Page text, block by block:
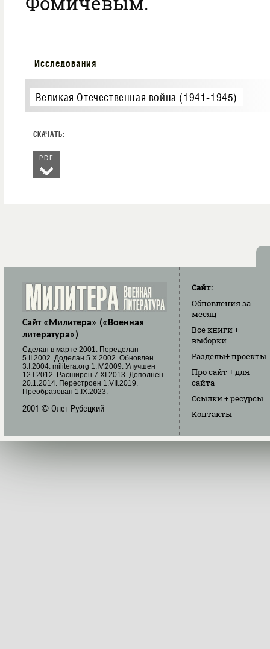
Исследования
Великая Отечественная война (1941-1945)
PDF
Сайт «Милитера» («Военная
литература»)
Cделан в марте 2001. Переделан
5.II.2002. Доделан 5.X.2002. Обновлен
3.I.2004. militera.org 1.IV.2009. Улучшен
12.I.2012. Расширен 7.XI.2013. Дополнен
20.1.2014. Перестроен 1.VII.2019.
Преобразован 1.IX.2023.
2001 © Олег Рубецкий
Сайт:
Обновленияза
месяц
Все книги+
выборки
Разделы+ проекты
Про сайт + для
сайта
Ссылки+ ресурсы
Контакты